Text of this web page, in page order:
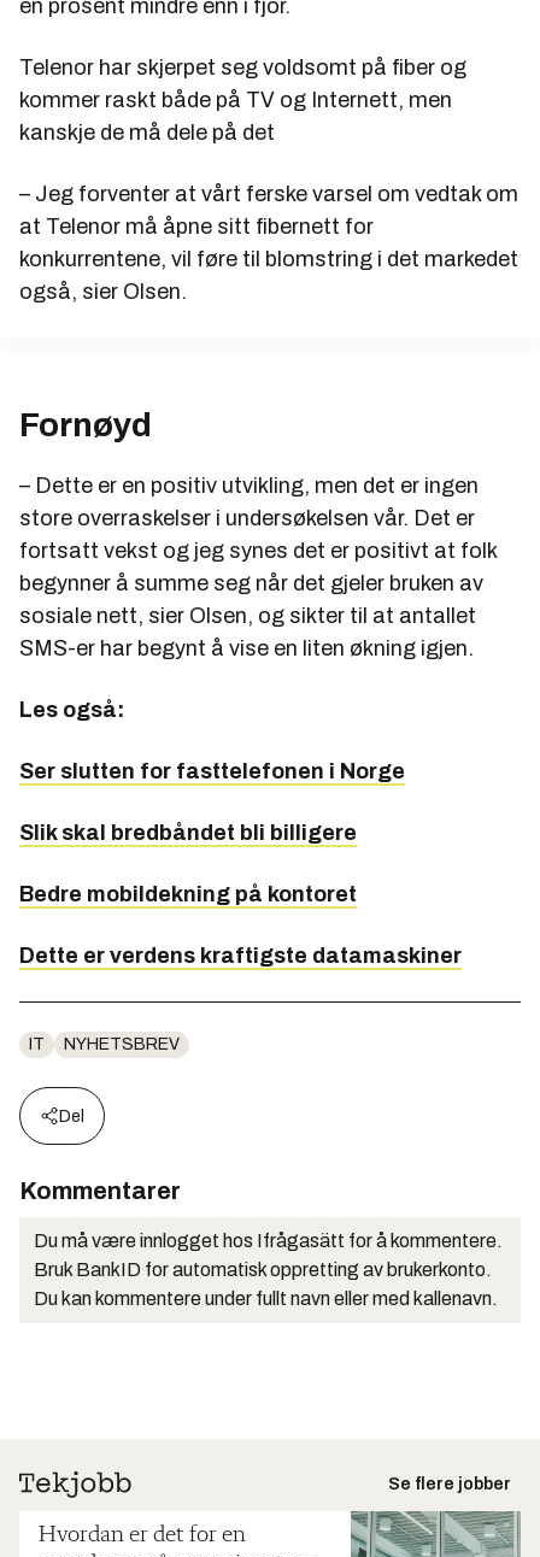
en prosent mindre enn i fjor.
Telenor har skjerpet seg voldsomt på fiber og
kommer raskt både på TV og Internett, men
kanskje de må dele på det
– Jeg forventer at vårt ferske varsel om vedtak om
at Telenor må åpne sitt fibernett for
konkurrentene, vil føre til blomstring i det markedet
også, sier Olsen.
Fornøyd
– Dette er en positiv utvikling, men det er ingen
store overraskelser i undersøkelsen vår. Det er
fortsatt vekst og jeg synes det er positivt at folk
begynner å summe seg når det gjeler bruken av
sosiale nett, sier Olsen, og sikter til at antallet
SMS-er har begynt å vise en liten økning igjen.
Les også:
Ser slutten for fasttelefonen i Norge
Slik skal bredbåndet bli billigere
Bedre mobildekning på kontoret
Dette er verdens kraftigste datamaskiner
IT NYHETSBREV
Del
Kommentarer
Du må være innlogget hos Ifrågasätt for å kommentere.
Bruk BankID for automatisk oppretting av brukerkonto.
Du kan kommentere under fullt navn eller med kallenavn.
Se flere jobber
Hvordan er det for en